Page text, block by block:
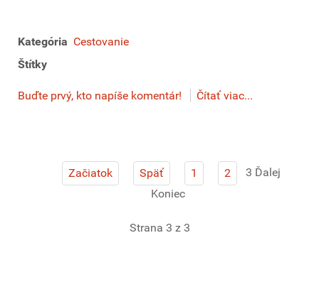
Kategória Cestovanie
Štítky
Buďte prvý, kto napíše komentár! Čítať viac...
Začiatok Späť 1 2 3 Ďalej
Koniec
Strana 3 z 3